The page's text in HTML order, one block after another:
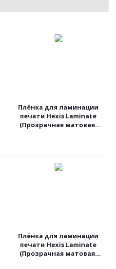
Плёнка для ламинации
печати Hexis Laminate
(Прозрачная матовая)
Плёнка для ламинации
печати Hexis Laminate
(Прозрачная матовая)